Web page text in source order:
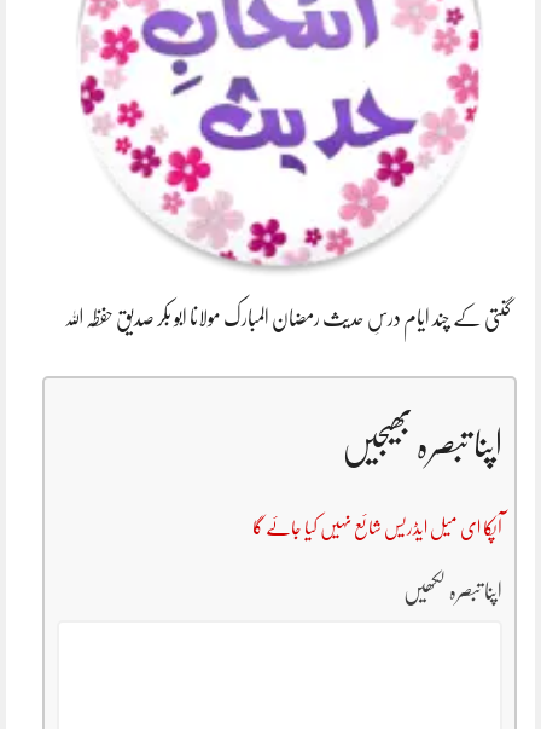
گنتی کے چند ایام درسِ حدیث رمضان المبارک مولانا ابو بکر صدیق حفظہ اللہ
اپنا تبصرہ بھیجیں
آپکا ای میل ایڈریس شائع نہیں کیا جائے گا
اپنا تبصرہ لکھیں